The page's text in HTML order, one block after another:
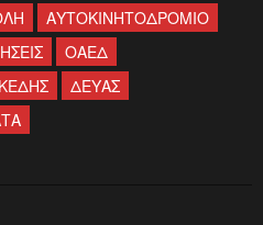
ΑΥΤΟΚΙΝΗΤΟΔΡΟΜΙΟ
ΟΑΕΔ
ΚΕΔΗΣ
ΔΕΥΑΣ